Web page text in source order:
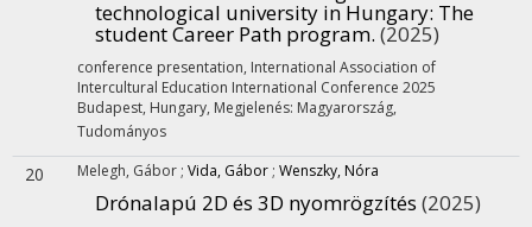
technological university in Hungary: The
student Career Path program. (2025)
conference presentation, International Association of
Intercultural Education International Conference 2025
Budapest, Hungary, Megjelenés: Magyarország,
Tudományos
20 Melegh, Gábor ; Vida, Gábor ; Wenszky, Nóra
Drónalapú 2D és 3D nyomrögzítés (2025)